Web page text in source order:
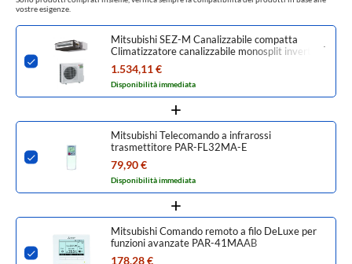
vostre esigenze.
Mitsubishi SEZ-M Canalizzabile compatta
Climatizzatore canalizzabile monosplit inverter |
unità esterna 5 kW unità interna 18000 BTU
SUZ-M50VA+SEZ-M50DA2
1.534,11 €
Disponibilità immediata
Mitsubishi Telecomando a infrarossi
trasmettitore PAR-FL32MA-E
79,90 €
Disponibilità immediata
Mitsubishi Comando remoto a filo DeLuxe per
funzioni avanzate PAR-41MAAB
178,28 €